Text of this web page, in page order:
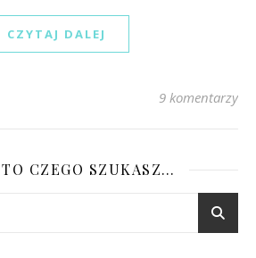
CZYTAJ DALEJ
9 komentarzy
CZEGO SZUKASZ…